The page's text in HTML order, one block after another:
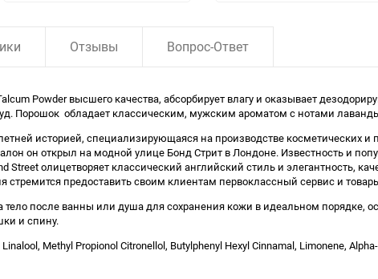
Отзывы Вопрос-Ответ
Powder высшего качества, абсорбирует влагу и оказывает
Порошок обладает классическим, мужским ароматом с нотами
историей, специализирующаяся на производстве
он открыл на модной улице Бонд Стрит в Лондоне. Известность и
олицетворяет классический английский стиль и элегантность,
предоставить своим клиентам первоклассный сервис и
тело после ванны или душа для сохранения кожи в идеальном порядке,
и спину.
Methyl Propionol Citronellol, Butylphenyl Hexyl Cinnamal, Limonene,